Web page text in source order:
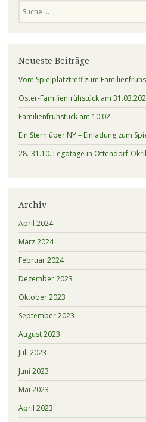
Neueste Beiträge
Vom Spielplatztreff zum
Oster-Familienfrühstück am
Familienfrühstück am 10.02.
Ein Stern über NY – Einladung zum
28.-31.10. Legotage in Ottendorf-
Archiv
April 2024
März 2024
Februar 2024
Dezember 2023
Oktober 2023
September 2023
August 2023
Juli 2023
Juni 2023
Mai 2023
April 2023